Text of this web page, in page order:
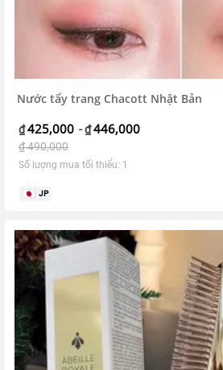
Nước tẩy trang Chacott Nhật Bản
₫425,000 -₫446,000
₫490,000
Số lượng mua tối thiểu: 1
JP